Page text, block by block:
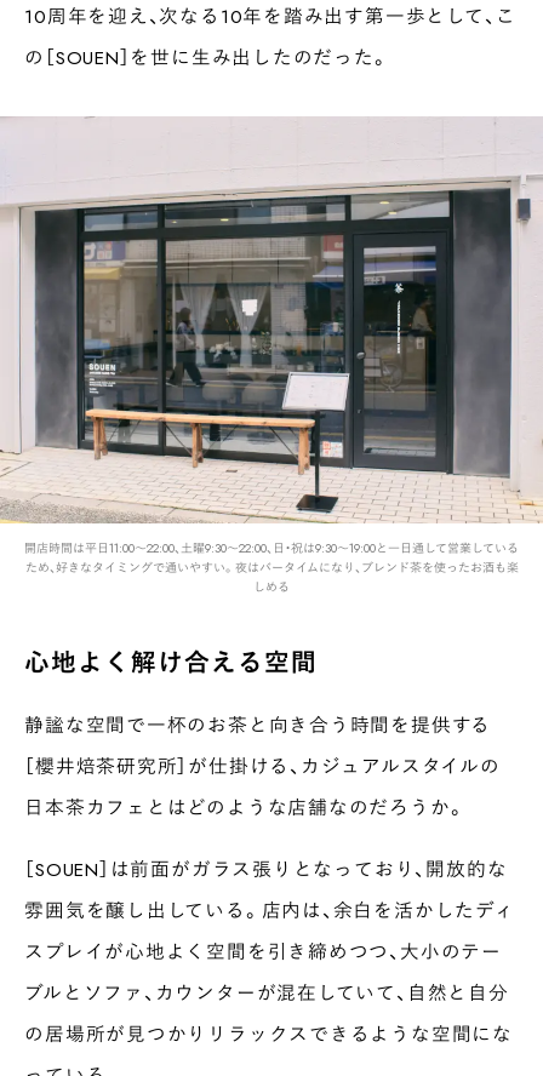
10周年を迎え、次なる10年を踏み出す第一歩として、こ
の［SOUEN］を世に生み出したのだった。
開店時間は平日11:00〜22:00、土曜9:30〜22:00、日・祝は9:30〜19:00と一日通して営業している
ため、好きなタイミングで通いやすい。夜はバータイムになり、ブレンド茶を使ったお酒も楽
しめる
心地よく解け合える空間
静謐な空間で一杯のお茶と向き合う時間を提供する
［櫻井焙茶研究所］が仕掛ける、カジュアルスタイルの
日本茶カフェとはどのような店舗なのだろうか。
［SOUEN］は前面がガラス張りとなっており、開放的な
雰囲気を醸し出している。店内は、余白を活かしたディ
スプレイが心地よく空間を引き締めつつ、大小のテー
ブルとソファ、カウンターが混在していて、自然と自分
の居場所が見つかりリラックスできるような空間にな